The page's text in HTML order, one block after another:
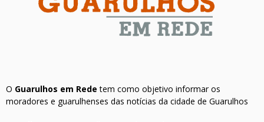
O Guarulhos em Rede tem como objetivo informar os
moradores e guarulhenses das notícias da cidade de Guarulhos